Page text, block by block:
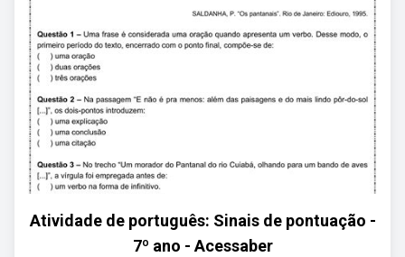
Atividade de português: Sinais de pontuação -
7º ano - Acessaber